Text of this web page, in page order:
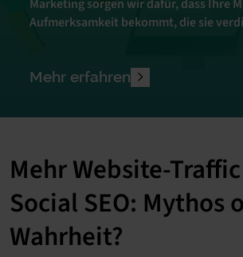
Marketing sorgen wir dafür, dass Ihre
Aufmerksamkeit bekommt, die sie
Mehr erfahren
Mehr Website-
Social SEO: Mythos
Wahrheit?